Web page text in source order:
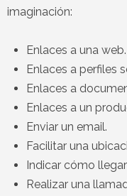
imaginación:
Enlaces a una web.
Enlaces a perfiles
Enlaces a
Enlaces a un
Enviar un email.
Facilitar una
Indicar cómo
Realizar una